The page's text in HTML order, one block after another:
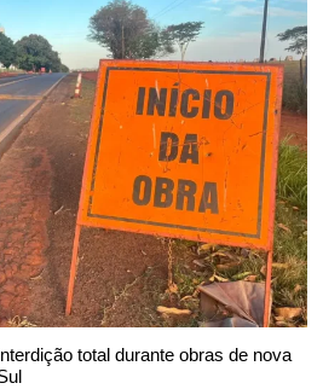
total durante obras de nova